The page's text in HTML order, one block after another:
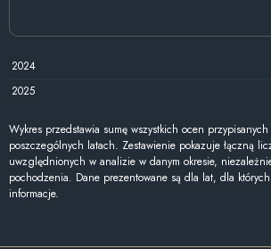
2024
2025
Wykres przedstawia sumę wszystkich ocen
poszczególnych latach. Zestawienie pokazuje łączną
uwzględnionych w analizie w danym okresie,
pochodzenia. Dane prezentowane są dla lat, dla
informacje.